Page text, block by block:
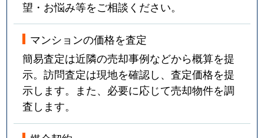
望・お悩み等をご相談ください。
マンションの価格を査定
簡易査定は近隣の売却事例などから概算を提
示。訪問査定は現地を確認し、査定価格を提
示します。また、必要に応じて売却物件を調
査します。